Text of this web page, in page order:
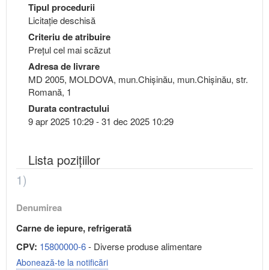
Tipul procedurii
Licitație deschisă
Criteriu de atribuire
Preţul cel mai scăzut
Adresa de livrare
MD 2005, MOLDOVA, mun.Chişinău, mun.Chişinău, str.
Romană, 1
Durata contractului
9 apr 2025 10:29 - 31 dec 2025 10:29
Lista pozițiilor
1)
Denumirea
Carne de iepure, refrigerată
CPV: 15800000-6- Diverse produse alimentare
Abonează-te la notificări